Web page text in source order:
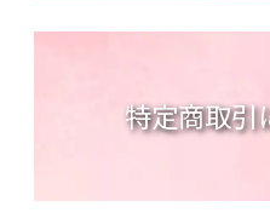
特定商取引